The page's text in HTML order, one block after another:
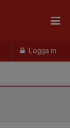
Logga in